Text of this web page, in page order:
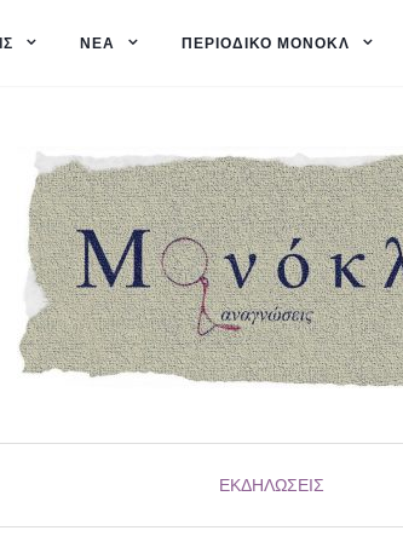
ΝΈΑ ΠΕΡΙΟΔΙΚΌ ΜΟΝΌΚΛ
ΕΚΔΗΛΏΣΕΙΣ